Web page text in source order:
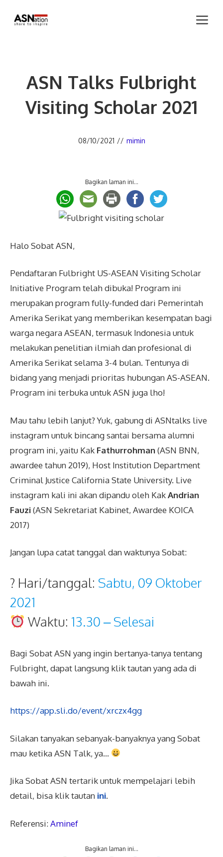
ASN Talks Fulbright
Visiting Scholar 2021
08/10/2021 // mimin
Bagikan laman ini...
Halo Sobat ASN,
Pendaftaran Fulbright US-ASEAN Visiting Scholar
Initiative Program telah dibuka! Program ini
merupakan program fully-funded dari Pemerintah
Amerika Serikat yang memberikan kesempatan bagi
warga negara ASEAN, termasuk Indonesia untuk
melakukan penelitian ilmiah dan profesional di
Amerika Serikat selama 3-4 bulan. Tentunya di
bidang yang menjadi prioritas hubungan AS-ASEAN.
Program ini terbuka untuk ASN juga lho!
Mau tahu lebih lanjut? Yuk, gabung di ASNtalks live
instagram untuk bincang santai bersama alumni
program ini, yaitu Kak Fathurrohman(ASN BNN,
awardee tahun 2019), Host Institution Department
Criminal Justice California State University. Live
instagram kali ini akan dipandu oleh KakAndrian
Fauzi(ASN Sekretariat Kabinet, Awardee KOICA
2017)
Jangan lupa catat tanggal dan waktunya Sobat:
? Hari/tanggal: Sabtu, 09 Oktober
2021
Waktu: 13.30 – Selesai
Bagi Sobat ASN yang ingin bertanya-tanya tentang
Fulbright, dapat langsung klik tautan yang ada di
bawah ini.
https://app.sli.do/event/xrczx4gg
Silakan tanyakan sebanyak-banyaknya yang Sobat
mau ketika ASN Talk, ya…
Jika Sobat ASN tertarik untuk mempelajari lebih
detail, bisa klik tautan ini.
Referensi:Aminef
Bagikan laman ini...